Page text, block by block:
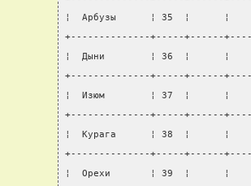
¦  Арбузы      ¦ 35  ¦
+--------------+-----+------
¦  Дыни        ¦ 36  ¦
+--------------+-----+------
¦  Изюм        ¦ 37  ¦
+--------------+-----+------
¦  Курага      ¦ 38  ¦
+--------------+-----+------
¦  Орехи       ¦ 39  ¦